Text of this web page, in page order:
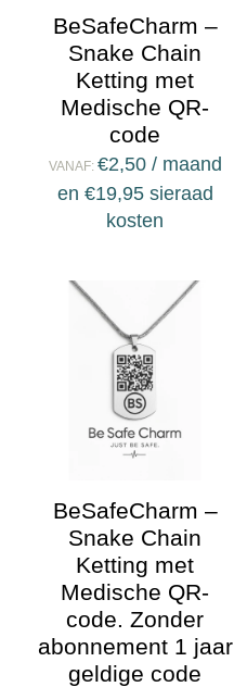
BeSafeCharm –
Snake Chain
Ketting met
Medische QR-
code
VANAF: €2,50 / maand
en €19,95sieraad
kosten
BeSafeCharm –
Snake Chain
Ketting met
Medische QR-
code. Zonder
abonnement 1 jaar
geldige code